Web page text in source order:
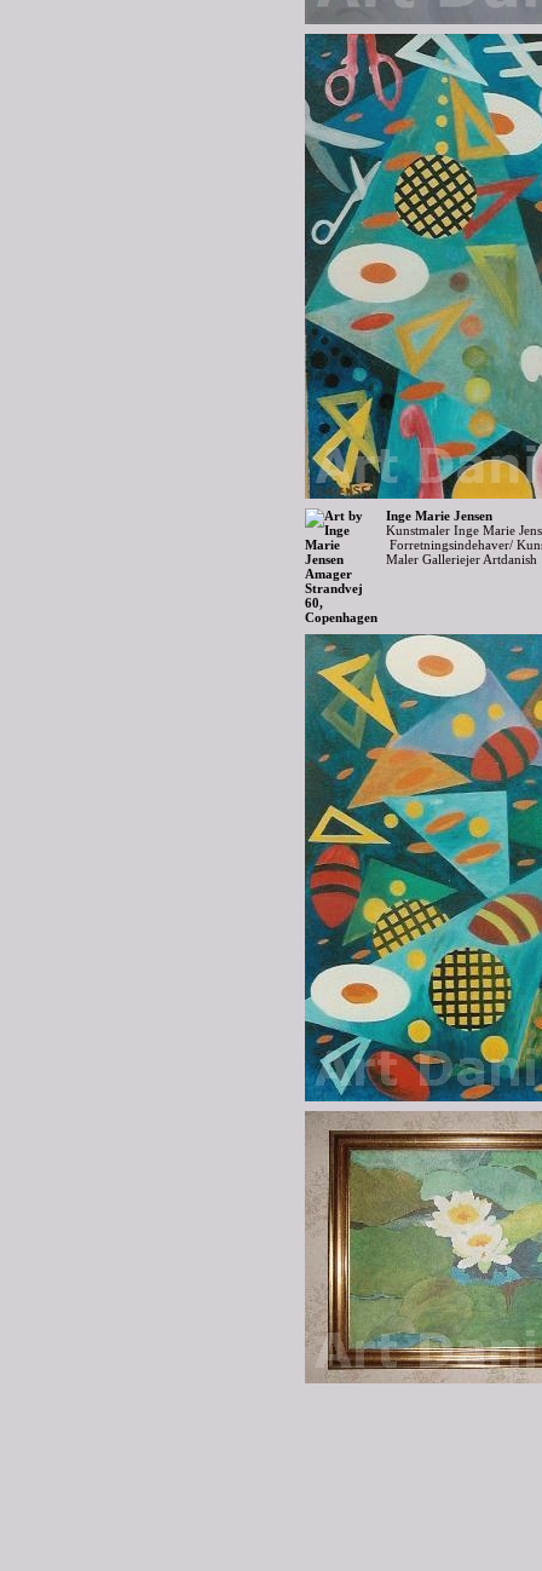
Inge Marie Jensen
Kunstmaler Inge Marie
Forretningsindehaver/
Maler Galleriejer Artdanish